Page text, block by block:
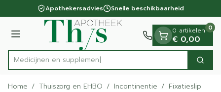
Ga naar de inhoudApothekersadvies Snelle beschikbaarheid
Menu
Product, merk, categorie...
M Zoek
0 artikelen
€ 0,00
0
Home / Thuiszorg en EHBO / Incontinentie / Fixatieslip